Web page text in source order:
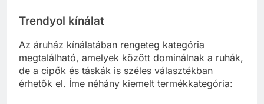
Trendyol kínálat
Az áruház kínálatában rengeteg kategória
megtalálható, amelyek között dominálnak a ruhák,
de a cipők és táskák is széles választékban
érhetők el. Íme néhány kiemelt termékkategória: